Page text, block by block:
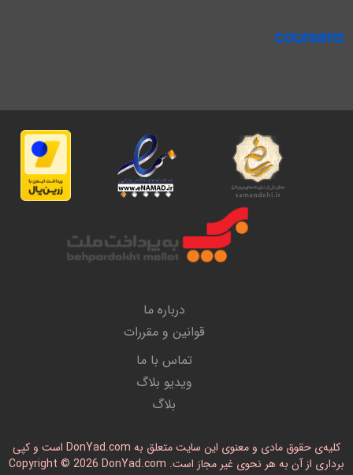
درباره ما
قوانین و مقررات
تماس با ما
ویدیو بلاگ
بلاگ
کلیه‌ی حقوق مادی و معنوی این سایت متعلق به DonYad.com است و کپی
برداری از آن به هر نحوی غیر مجاز است. Copyright © 2026 DonYad.com